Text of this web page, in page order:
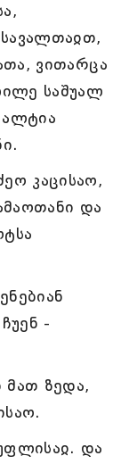
ვითარცა
საშუალ
კაცისაო,
და
-
მათ ზედა,
და